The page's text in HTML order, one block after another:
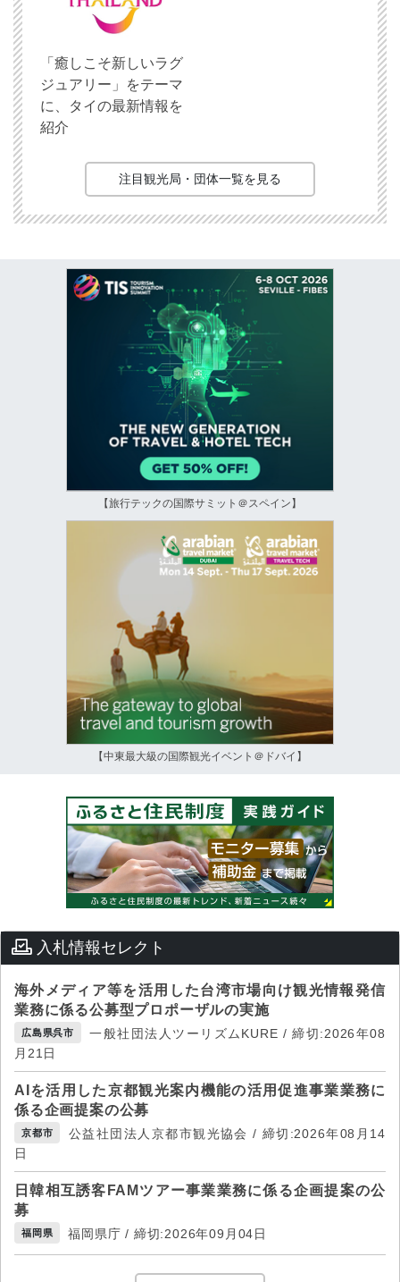
「癒しこそ新しいラグ
ジュアリー」をテーマ
に、タイの最新情報を
紹介
注目観光局・団体一覧を見る
【旅行テックの国際サミット＠スペイン】
【中東最大級の国際観光イベント＠ドバイ】
入札情報セレクト
海外メディア等を活用した台湾市場向け観光情報発信
業務に係る公募型プロポーザルの実施
広島県呉市
一般社団法人ツーリズムKURE / 締切:2026年08
月21日
AIを活用した京都観光案内機能の活用促進事業業務に
係る企画提案の公募
京都市
公益社団法人京都市観光協会 / 締切:2026年08月14
日
日韓相互誘客FAMツアー事業業務に係る企画提案の公
募
福岡県 福岡県庁 / 締切:2026年09月04日